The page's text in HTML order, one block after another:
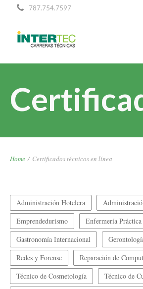
787.754.7597
Home / Certificados técnicos en línea
Administración Hotelera
Emprendedurismo
Enfermería Práctica
Gastronomía Internacional
Redes y Forense
Reparación de
Técnico de Cosmetología
Técnico de